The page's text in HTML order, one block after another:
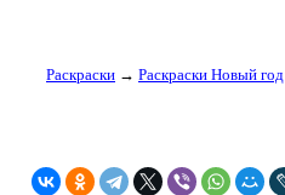
Раскраски → Раскраски Новый год